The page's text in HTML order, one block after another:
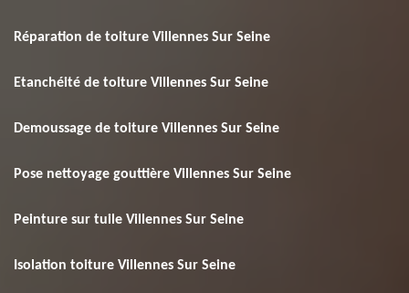
Réparation de toiture Villennes Sur Seine
Etanchéité de toiture Villennes Sur Seine
Demoussage de toiture Villennes Sur Seine
Pose nettoyage gouttière Villennes Sur Seine
Peinture sur tuile Villennes Sur Seine
Isolation toiture Villennes Sur Seine